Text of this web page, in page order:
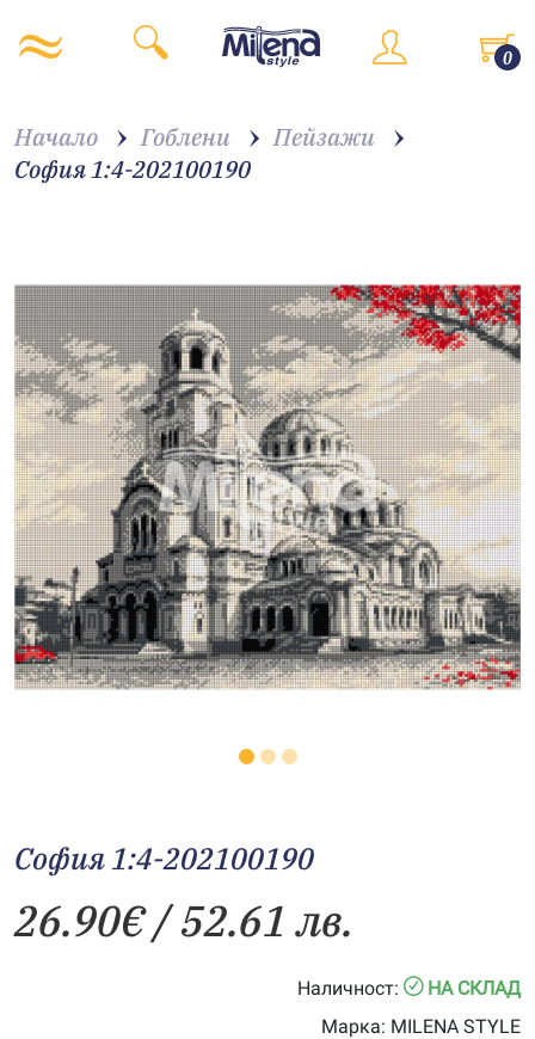
0
Начало Гоблени
Пейзажи
София 1:4-202100190
София 1:4-202100190
26.90€/ 52.61 лв.
Наличност:
НА СКЛАД
Марка: MILENA STYLE